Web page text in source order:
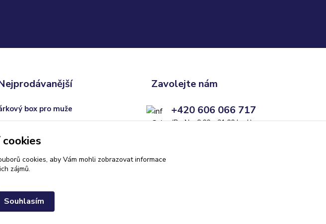
box pro muže
skleničky na sekt
Zavolejte nám
+420 606 066 717
(Po-Ne, 9:00 - 21:00 hod.)
cookies, aby Vám mohli zobrazovat informace
zájmů.
Souhlasím